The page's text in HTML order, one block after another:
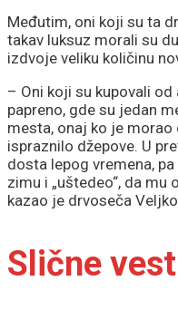
Međutim, oni koji su ta
takav luksuz morali su
izdvoje veliku količinu
– Oni koji su kupovali
papreno, gde su jedan
mesta, onaj ko je
ispraznilo džepove. U
dosta lepog vremena,
zimu i „uštedeo“, da
kazao je drvoseča
Slične